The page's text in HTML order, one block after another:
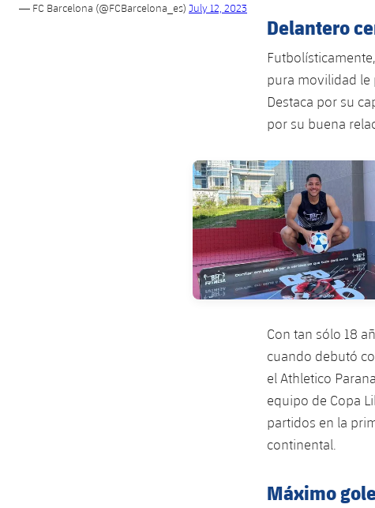
— FC Barcelona (@FCBarcelona_es) July 12, 2023
Delantero
pura movilidad le
Destaca por su
por su buena
FC Barcelona club badge
Con tan sólo 18
cuando debutó
el Athletico
equipo de Copa
partidos en la
continental.
Máximo